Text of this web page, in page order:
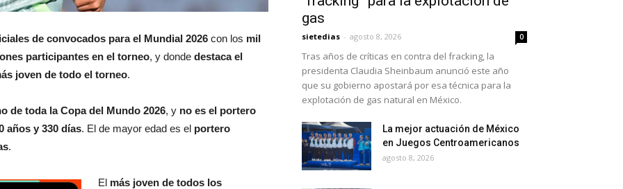
de convocados para el Mundial 2026 con los mil
participantes en el torneo, y donde destaca el
joven de todo el torneo.
de toda la Copa del Mundo 2026, y no es el portero
años y 330 días. El de mayor edad es el portero
.
El más joven de todos los
gas
sietedias - agosto 8, 2026 0
Tras años de críticas en contra del fracking, la
presidenta Claudia Sheinbaum anunció este año
que su gobierno apostará por esa técnica para la
explotación de gas natural en México.
La mejor actuación de México
en Juegos Centroamericanos
agosto 8, 2026